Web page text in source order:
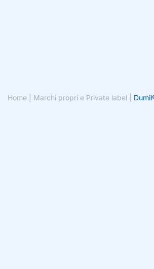
Home Marchi propri e Private label